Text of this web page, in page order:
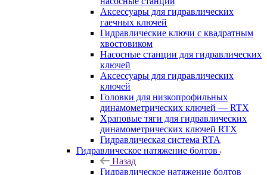
Аксессуары для гидравлических
гаечных ключей
Гидравлические ключи с квадратным
хвостовиком
Насосные станции для гидравлических
ключей
Аксессуары для гидравлических
ключей
Головки для низкопрофильных
динамометрических ключей — RTX
Храповые тяги для гидравлических
динамометрических ключей RTX
Гидравлическая система RTA
Гидравлическое натяжение болтов
Назад
Гидравлическое натяжение болтов